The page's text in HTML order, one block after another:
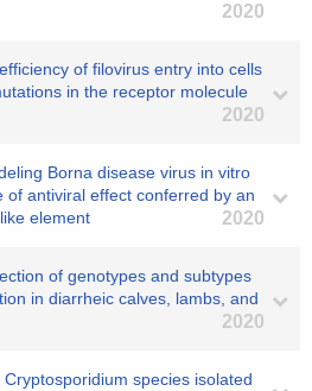
2020
of filovirus entry into cells
in the receptor molecule
2020
Borna disease virus in vitro
of antiviral effect conferred by an
element
2020
of genotypes and subtypes
in diarrheic calves, lambs, and
2020
species isolated